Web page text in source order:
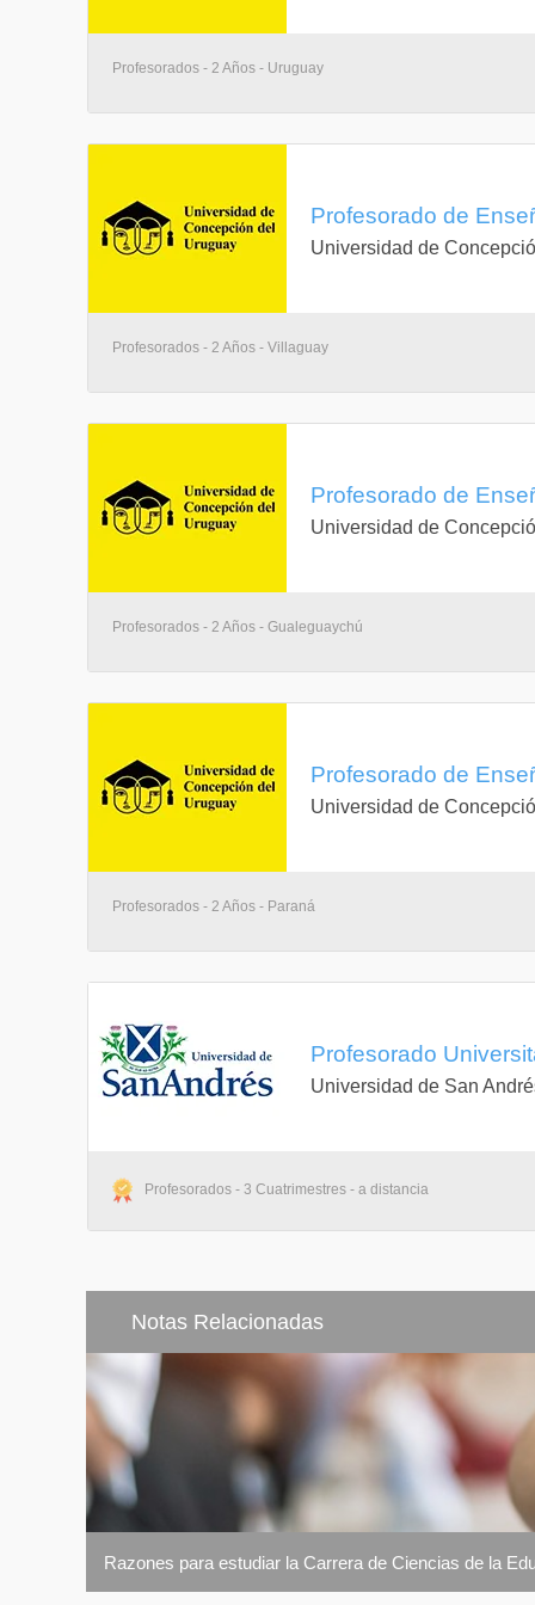
Profesorados - 2 Años - Uruguay
Profesorado de
Universidad de
Profesorados - 2 Años - Villaguay
Profesorado de
Universidad de
Profesorados - 2 Años - Gualeguaychú
Profesorado de
Universidad de
Profesorados - 2 Años - Paraná
Profesorado
Universidad de San
Profesorados - 3 Cuatrimestres - a distancia
Notas Relacionadas
Razones para estudiar la Carrera de Ciencias de la